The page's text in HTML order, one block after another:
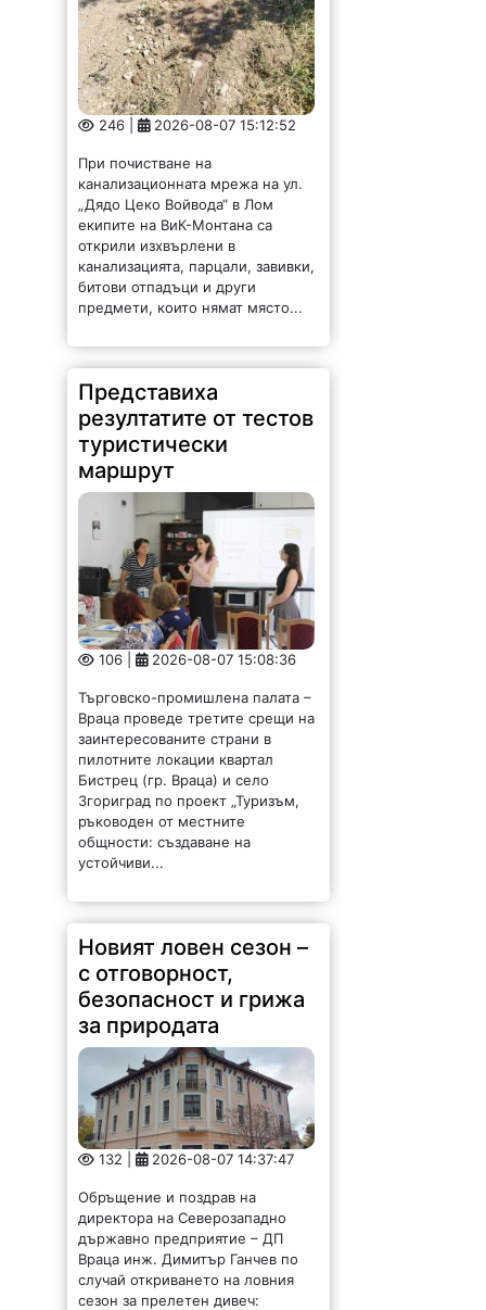
246 | 2026-08-07 15:12:52
При почистване на
канализационната мрежа на ул.
„Дядо Цеко Войвода“ в Лом
екипите на ВиК-Монтана са
открили изхвърлени в
канализацията, парцали, завивки,
битови отпадъци и други
предмети, които нямат място...
Представиха
резултатите от тестов
туристически
маршрут
106 | 2026-08-07 15:08:36
Търговско-промишлена палата –
Враца проведе третите срещи на
заинтересованите страни в
пилотните локации квартал
Бистрец (гр. Враца) и село
Згориград по проект „Туризъм,
ръководен от местните
общности: създаване на
устойчиви...
Новият ловен сезон –
с отговорност,
безопасност и грижа
за природата
132 | 2026-08-07 14:37:47
Обръщение и поздрав на
директора на Северозападно
държавно предприятие – ДП
Враца инж. Димитър Ганчев по
случай откриването на ловния
сезон за прелетен дивеч: